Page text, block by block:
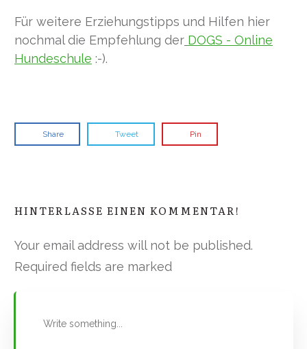
Für weitere Erziehungstipps und Hilfen hier
nochmal die Empfehlung der DOGS - Online
Hundeschule :-).
Share Tweet Pin
HINTERLASSE EINEN KOMMENTAR!
Your email address will not be published.
Required fields are marked